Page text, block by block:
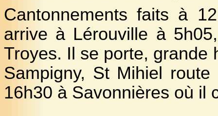
Cantonnements faits à
arrive à Lérouville à
Troyes. Il se porte, grande
Sampigny, St Mihiel
16h30 à Savonnières où il